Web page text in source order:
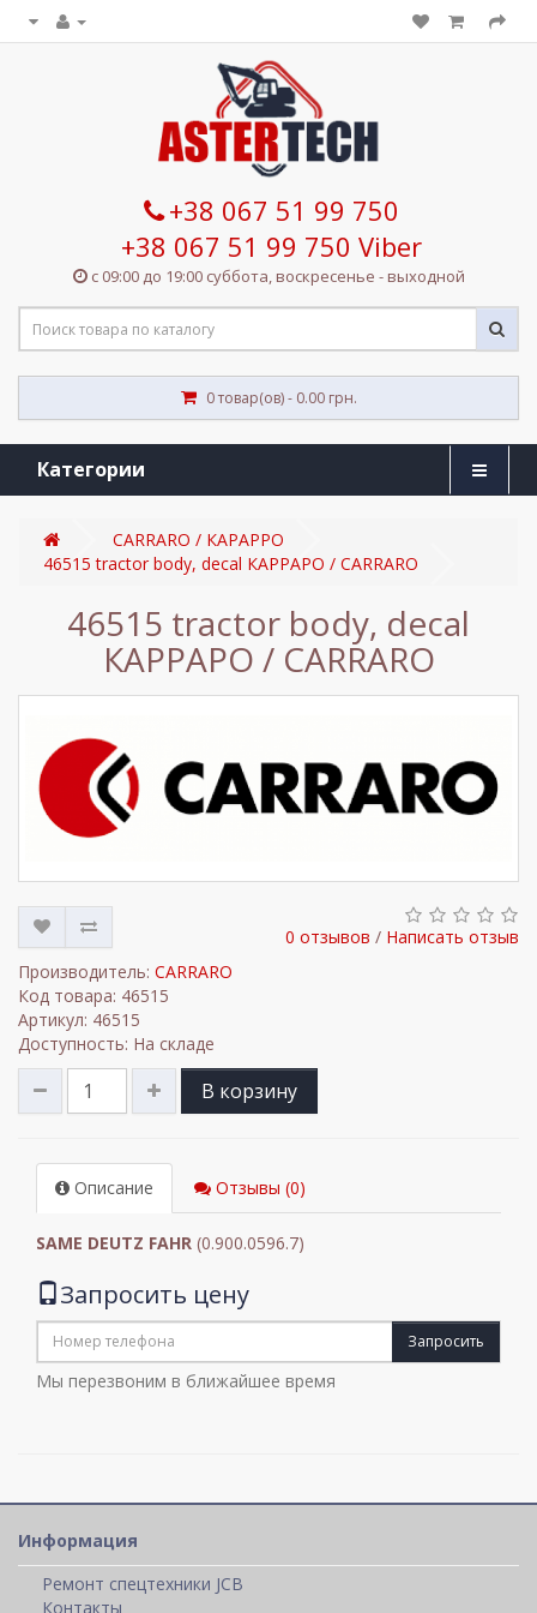
+38 067 51 99 750
+38 067 51 99 750 Viber
с 09:00 до 19:00 суббота, воскресенье - выходной
0 товар(ов) - 0.00 грн.
Категории
CARRARO / КАРАРРО
46515 tractor body, decal КАРРАРО / CARRARO
46515 tractor body, decal
КАРРАРО / CARRARO
0 отзывов / Написать отзыв
Производитель: CARRARO
Код товара: 46515
Артикул: 46515
Доступность: На складе
В корзину
Описание Отзывы (0)
SAME DEUTZ FAHR (0.900.0596.7)
Запросить цену
Запросить
Мы перезвоним в ближайшее время
Информация
Ремонт спецтехники JCB
Контакты